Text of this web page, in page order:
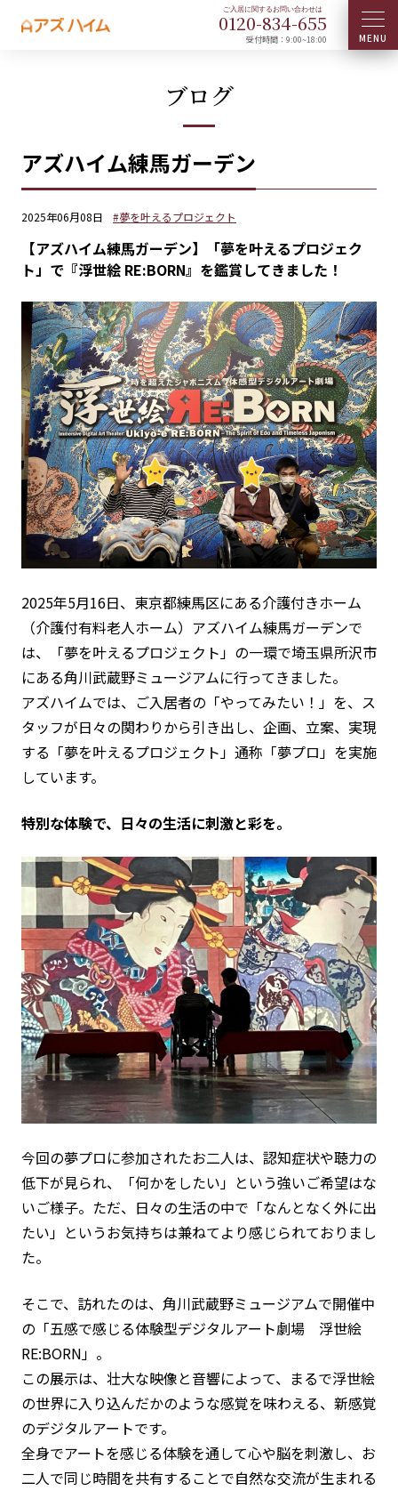
0120-834-655
受付時間：9:00~18:00
ブログ
アズハイム練馬ガーデン
2025年06月08日 #夢を叶えるプロジェクト
【アズハイム練馬ガーデン】「夢を叶えるプロジェク
ト」で『浮世絵 RE:BORN』を鑑賞してきました！
2025年5月16日、東京都練馬区にある介護付きホーム
（介護付有料老人ホーム）アズハイム練馬ガーデンで
は、「夢を叶えるプロジェクト」の一環で埼玉県所沢市
にある角川武蔵野ミュージアムに行ってきました。
アズハイムでは、ご入居者の「やってみたい！」を、ス
タッフが日々の関わりから引き出し、企画、立案、実現
する「夢を叶えるプロジェクト」通称「夢プロ」を実施
しています。
特別な体験で、日々の生活に刺激と彩を。
今回の夢プロに参加されたお二人は、認知症状や聴力の
低下が見られ、「何かをしたい」という強いご希望はな
いご様子。ただ、日々の生活の中で「なんとなく外に出
たい」というお気持ちは兼ねてより感じられておりまし
た。
そこで、訪れたのは、角川武蔵野ミュージアムで開催中
の「五感で感じる体験型デジタルアート劇場 浮世絵
RE:BORN」。
この展示は、壮大な映像と音響によって、まるで浮世絵
の世界に入り込んだかのような感覚を味わえる、新感覚
のデジタルアートです。
全身でアートを感じる体験を通して心や脳を刺激し、お
二人で同じ時間を共有することで自然な交流が生まれる